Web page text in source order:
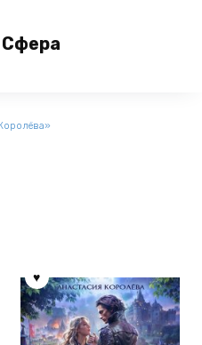
Сфера